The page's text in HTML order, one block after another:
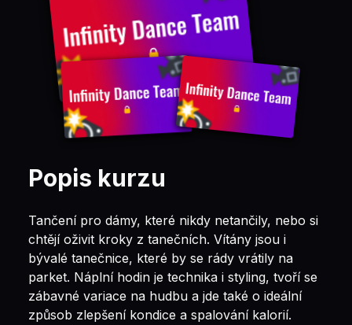
Popis kurzu
Tančení pro dámy, které nikdy netančily, nebo si
chtějí oživit kroky z tanečních. Vítány jsou i
bývalé tanečnice, které by se rády vrátily na
parket. Náplní hodin je technika i styling, tvoří se
zábavné variace na hudbu a jde také o ideální
způsob zlepšení kondice a spalování kalorií.